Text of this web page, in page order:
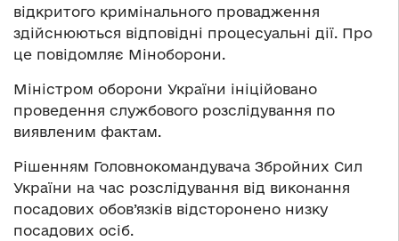
відкритого кримінального провадження
здійснюються відповідні процесуальні дії. Про
це повідомляє Міноборони.
Міністром оборони України ініційовано
проведення службового розслідування по
виявленим фактам.
Рішенням Головнокомандувача Збройних Сил
України на час розслідування від виконання
посадових обов’язків відсторонено низку
посадових осіб.